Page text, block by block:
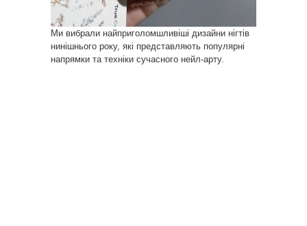
Ми вибрали найприголомшливіші дизайни нігтів
нинішнього року, які представляють популярні
напрямки та техніки сучасного нейл-арту.